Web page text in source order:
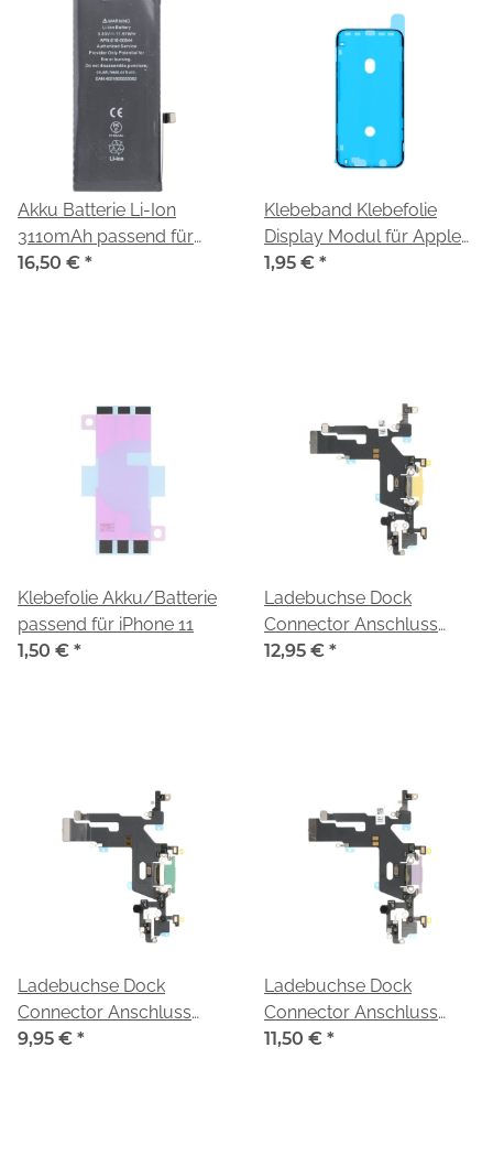
Akku Batterie Li-Ion
3110mAh passend für
iPhone 11
16,50 € *
Klebeband Klebefolie
Display Modul für Apple
iPhone 11 (A2221)
1,95 € *
Klebefolie Akku/Batterie
passend für iPhone 11
1,50 € *
Ladebuchse Dock
Connector Anschluss
Flexkabel passend für
12,95 € *
Ladebuchse Dock
Connector Anschluss
Flexkabel passend für
9,95 € *
Ladebuchse Dock
Connector Anschluss
Flexkabel passend für
11,50 € *